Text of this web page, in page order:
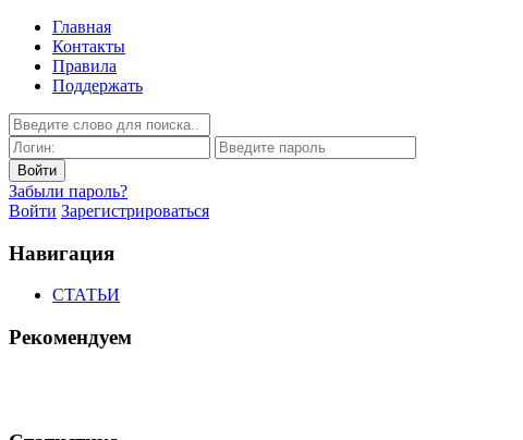
Главная
Контакты
Правила
Поддержать
Забыли пароль?
Войти Зарегистрироваться
Навигация
СТАТЬИ
Рекомендуем